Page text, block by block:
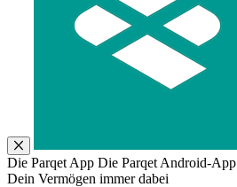
Die Parqet App Die Parqet Android-App
Dein Vermögen immer dabei